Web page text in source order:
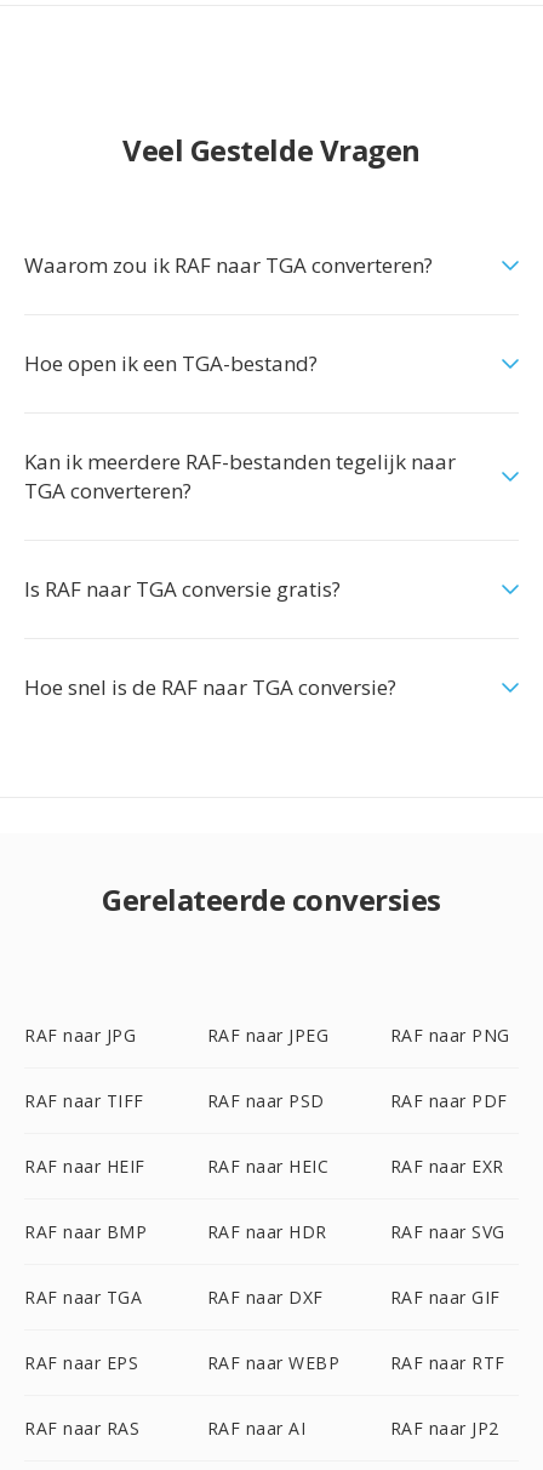
Veel Gestelde Vragen
Waarom zou ik RAF naar TGA converteren?
Hoe open ik een TGA-bestand?
Kan ik meerdere RAF-bestanden tegelijk naar
TGA converteren?
Is RAF naar TGA conversie gratis?
Hoe snel is de RAF naar TGA conversie?
Gerelateerde conversies
RAF naar JPG RAF naar JPEG RAF naar PNG
RAF naar TIFF RAF naar PSD RAF naar PDF
RAF naar HEIF RAF naar HEIC RAF naar EXR
RAF naar BMP RAF naar HDR RAF naar SVG
RAF naar TGA RAF naar DXF RAF naar GIF
RAF naar EPS RAF naar WEBP RAF naar RTF
RAF naar RAS RAF naar AI RAF naar JP2